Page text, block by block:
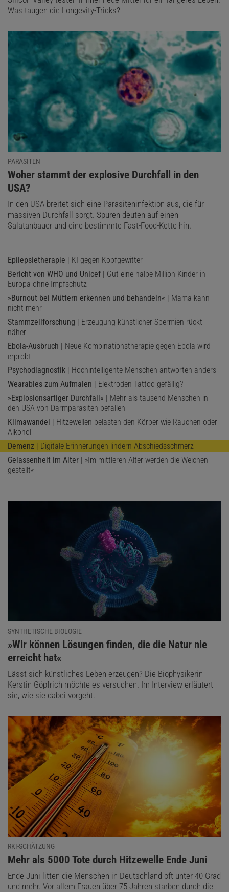
Was taugen die Longevity-Tricks?
PARASITEN
:
Woher stammt der explosive Durchfall in den
USA?
In den USA breitet sich eine Parasiteninfektion aus, die für
massiven Durchfall sorgt. Spuren deuten auf einen
Salatanbauer und eine bestimmte Fast-Food-Kette hin.
Epilepsietherapie | KI gegen Kopfgewitter
Bericht von WHO und Unicef | Gut eine halbe Million Kinder in
Europa ohne Impfschutz
»Burnout bei Müttern erkennen und behandeln« | Mama kann
nicht mehr
Stammzellforschung | Erzeugung künstlicher Spermien rückt
näher
Ebola-Ausbruch | Neue Kombinationstherapie gegen Ebola wird
erprobt
Psychodiagnostik | Hochintelligente Menschen antworten anders
Wearables zum Aufmalen | Elektroden-Tattoo gefällig?
»Explosionsartiger Durchfall« | Mehr als tausend Menschen in
den USA von Darmparasiten befallen
Klimawandel | Hitzewellen belasten den Körper wie Rauchen oder
Alkohol
Demenz | Digitale Erinnerungen lindern Abschiedsschmerz
Gelassenheit im Alter | »Im mittleren Alter werden die Weichen
gestellt«
SYNTHETISCHE BIOLOGIE
:
»Wir können Lösungen finden, die die Natur nie
erreicht hat«
Lässt sich künstliches Leben erzeugen? Die Biophysikerin
Kerstin Göpfrich möchte es versuchen. Im Interview erläutert
sie, wie sie dabei vorgeht.
RKI-SCHÄTZUNG
:
Mehr als 5000 Tote durch Hitzewelle Ende Juni
Ende Juni litten die Menschen in Deutschland oft unter 40 Grad
und mehr. Vor allem Frauen über 75 Jahren starben durch die